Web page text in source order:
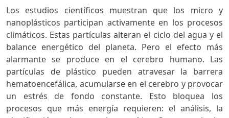
Los estudios científicos muestran que los micro y
nanoplásticos participan activamente en los procesos
climáticos. Estas partículas alteran el ciclo del agua y el
balance energético del planeta. Pero el efecto más
alarmante se produce en el cerebro humano. Las
partículas de plástico pueden atravesar la barrera
hematoencefálica, acumularse en el cerebro y provocar
un estrés de fondo constante. Esto bloquea los
procesos que más energía requieren: el análisis, la